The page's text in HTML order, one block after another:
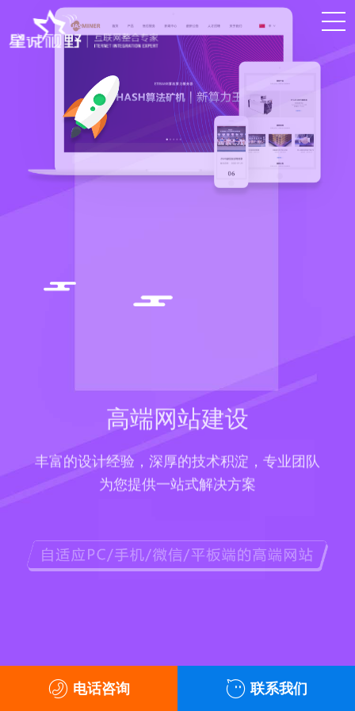
高端网站建设
丰富的设计经验，深厚的技术积淀，专业团队
为您提供一站式解决方案
电话咨询 联系我们